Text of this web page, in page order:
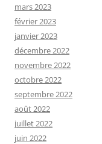
mars 2023
février 2023
janvier 2023
décembre 2022
novembre 2022
octobre 2022
septembre 2022
août 2022
juillet 2022
juin 2022